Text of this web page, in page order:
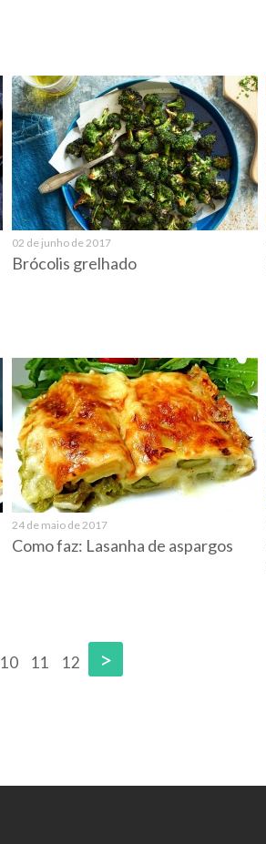
02 de junho de 2017
Brócolis grelhado
24 de maio de 2017
Como faz: Lasanha de aspargos
10 11 12 >